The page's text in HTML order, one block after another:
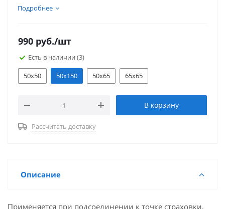
Подробнее
990 руб./шт
Есть в наличии (3)
50х50 50х150 50х65 65х65
В корзину
Рассчитать доставку
Описание
Применяется при подсоединении к точке страховки,